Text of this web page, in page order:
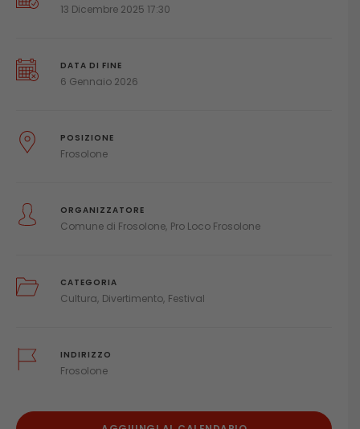
13 Dicembre 2025 17:30
DATA DI FINE
6 Gennaio 2026
POSIZIONE
Frosolone
ORGANIZZATORE
Comune di Frosolone Pro Loco Frosolone
CATEGORIA
Cultura Divertimento Festival
INDIRIZZO
Frosolone